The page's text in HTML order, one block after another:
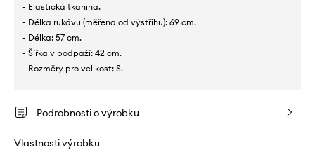
- Elastická tkanina.
- Délka rukávu (měřena od výstřihu): 69 cm.
- Délka: 57 cm.
- Šířka v podpaží: 42 cm.
- Rozměry pro velikost: S.
Podrobnosti o výrobku
Vlastnosti výrobku